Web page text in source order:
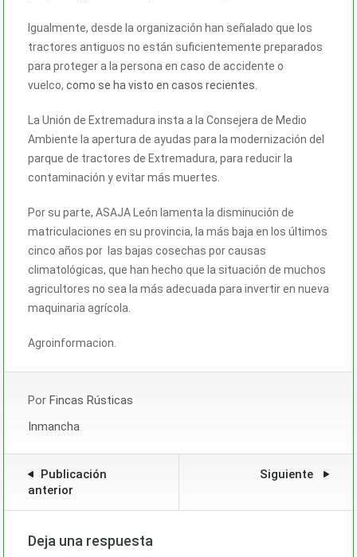
Igualmente, desde la organización han señalado que los
tractores antiguos no están suficientemente preparados
para proteger a la persona en caso de accidente o
vuelco, como se ha visto en casos recientes
La Unión de Extremadura insta a la Consejera de Medio
Ambiente la apertura de ayudas para la modernización del
parque de tractores de Extremadura, para reducir la
contaminación y evitar más muertes.
Por su parte, ASAJA León lamenta la disminución de
matriculaciones en su provincia, la más baja en los últimos
cinco años por las bajas cosechas por causas
climatológicas, que han hecho que la situación de muchos
agricultores no sea la más adecuada para invertir en nueva
maquinaria agrícola.
Agroinformacion.
Por Fincas Rústicas
Inmancha
Publicación
anterior
Siguiente
Deja una respuesta